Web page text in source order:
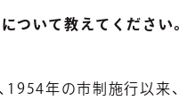
について教えてください。
1954年の市制施行以来